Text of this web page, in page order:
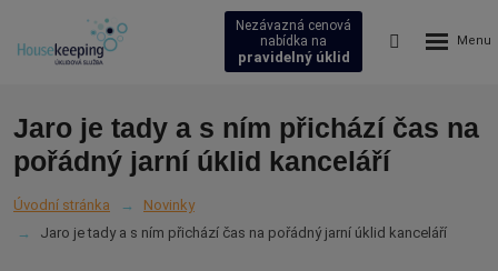
Nezávazná cenová
nabídka na
pravidelný úklid
Vyhledávání
Rozbalení
Jaro je tady a s ním přichází čas na
pořádný jarní úklid kanceláří
Úvodní stránka
Novinky
Jaro je tady a s ním přichází čas na pořádný jarní úklid kanceláří